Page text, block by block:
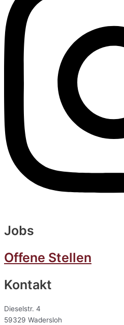
Jobs
Offene Stellen
Kontakt
Dieselstr. 4
59329 Wadersloh